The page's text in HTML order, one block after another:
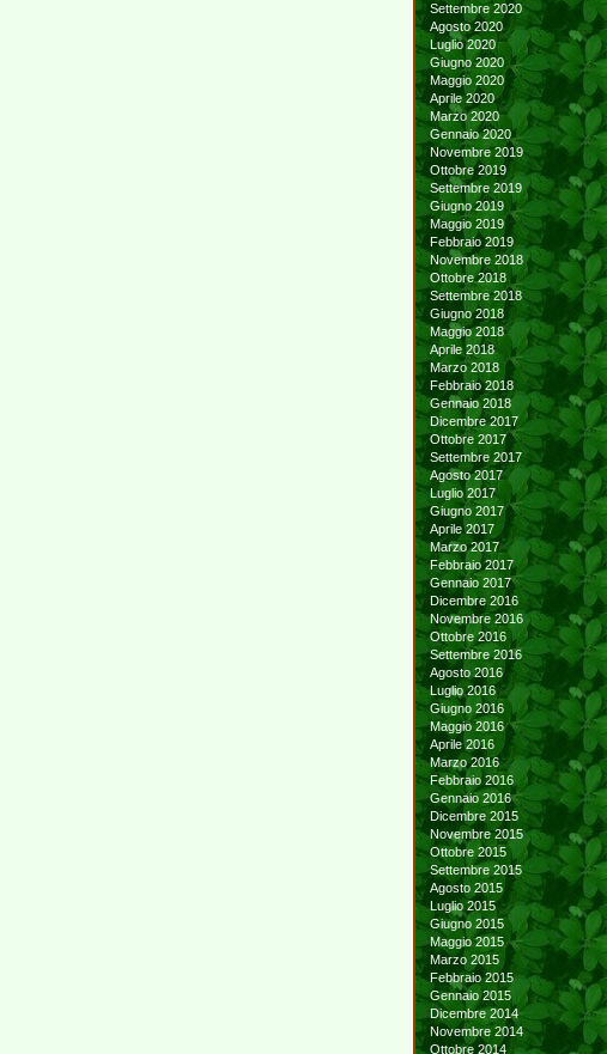
Settembre 2020
Agosto 2020
Luglio 2020
Giugno 2020
Maggio 2020
Aprile 2020
Marzo 2020
Gennaio 2020
Novembre 2019
Ottobre 2019
Settembre 2019
Giugno 2019
Maggio 2019
Febbraio 2019
Novembre 2018
Ottobre 2018
Settembre 2018
Giugno 2018
Maggio 2018
Aprile 2018
Marzo 2018
Febbraio 2018
Gennaio 2018
Dicembre 2017
Ottobre 2017
Settembre 2017
Agosto 2017
Luglio 2017
Giugno 2017
Aprile 2017
Marzo 2017
Febbraio 2017
Gennaio 2017
Dicembre 2016
Novembre 2016
Ottobre 2016
Settembre 2016
Agosto 2016
Luglio 2016
Giugno 2016
Maggio 2016
Aprile 2016
Marzo 2016
Febbraio 2016
Gennaio 2016
Dicembre 2015
Novembre 2015
Ottobre 2015
Settembre 2015
Agosto 2015
Luglio 2015
Giugno 2015
Maggio 2015
Marzo 2015
Febbraio 2015
Gennaio 2015
Dicembre 2014
Novembre 2014
Ottobre 2014